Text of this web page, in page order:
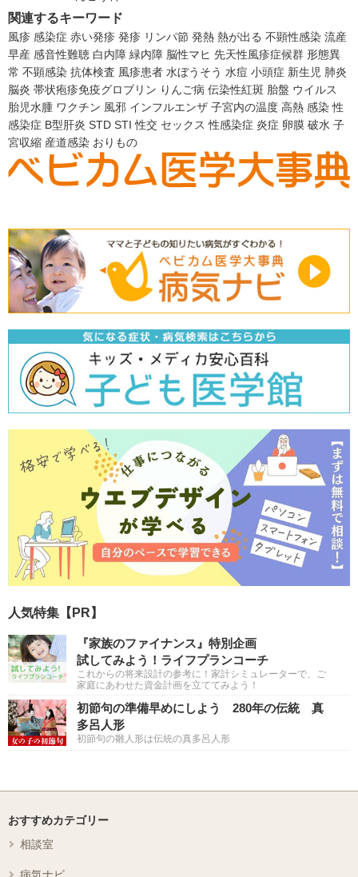
関連するキーワード
風疹 感染症 赤い発疹 発疹 リンパ節 発熱 熱が出る 不顕性感染 流産
早産 感音性難聴 白内障 緑内障 脳性マヒ 先天性風疹症候群 形態異
常 不顕感染 抗体検査 風疹患者 水ぼうそう 水痘 小頭症 新生児 肺炎
脳炎 帯状疱疹免疫グロブリン りんご病 伝染性紅斑 胎盤 ウイルス
胎児水腫 ワクチン 風邪 インフルエンザ 子宮内の温度 高熱 感染 性
感染症 B型肝炎 STD STI 性交 セックス 性感染症 炎症 卵膜 破水 子
宮収縮 産道感染 おりもの
人気特集【PR】
『家族のファイナンス』特別企画
試してみよう！ライフプランコーチ
これからの将来設計の参考に！家計シミュレーターで、ご
家庭にあわせた資金計画を立ててみよう！
初節句の準備早めにしよう 280年の伝統 真
多呂人形
初節句の雛人形は伝統の真多呂人形
おすすめカテゴリー
相談室
病気ナビ